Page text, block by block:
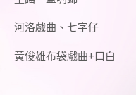
河洛戲曲、七字仔
黃俊雄布袋戲曲+口白